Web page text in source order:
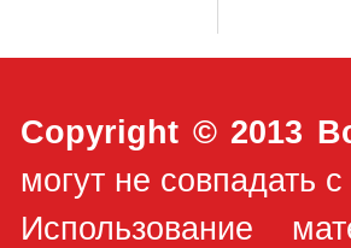
Copyright © 2013
могут не совпадать
Использование